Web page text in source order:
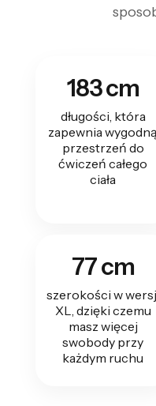
183 cm
długości, która
zapewnia wygodną
przestrzeń do
ćwiczeń całego
ciała
77 cm
szerokości w
XL, dzięki czemu
masz więcej
swobody przy
każdym ruchu